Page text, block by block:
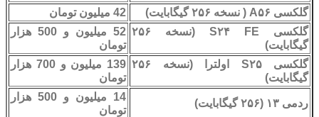
گلکسی A۵۶ ( نسخه ۲۵۶ گیگابایت)
42 میلیون تومان
گلکسی S۲۴ FE (نسخه ۲۵۶
گیگابایت)
52 میلیون و 500 هزار
تومان
گلکسی S۲۵ اولترا (نسخه ۲۵۶
گیگابایت)
139 میلیون و 700 هزار
تومان
ردمی ۱۳ (۲۵۶ گیگابایت)
14 میلیون و 500 هزار
تومان